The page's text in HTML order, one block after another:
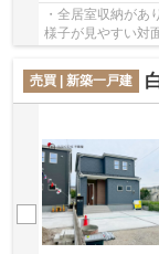
・全居室収納があ
様子が見やすい対
コンビニ、スーパ
売買 | 新築一戸建